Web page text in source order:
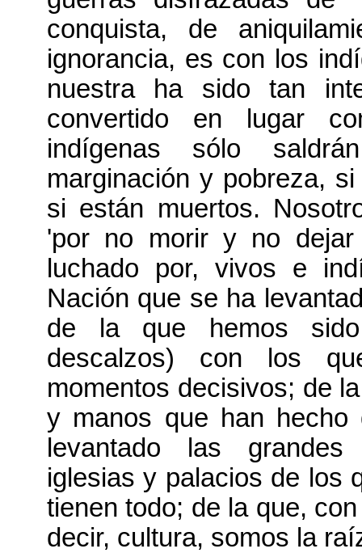
conquista, de
ignorancia, es con los
nuestra ha sido tan
convertido en lugar
indígenas sólo
marginación y pobreza,
si están muertos.
'por no morir y no
luchado por, vivos e
Nación que se ha
de la que hemos
descalzos) con los
momentos decisivos; de
y manos que han
levantado las grandes
iglesias y palacios de los
tienen todo; de la que,
decir, cultura, somos la